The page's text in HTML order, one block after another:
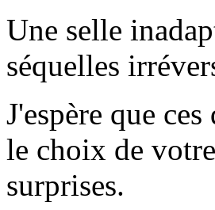
Une selle
séquelles
J'espère que
le choix de
surprises.